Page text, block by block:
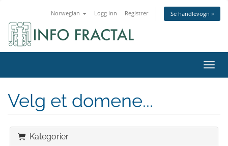
Norwegian Logg inn Registrer Se handlevogn »
Bytt
Velg et domene...
Kategorier